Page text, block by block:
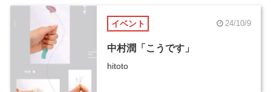
イベント 24/10/9
中村潤「こうです」
hitoto